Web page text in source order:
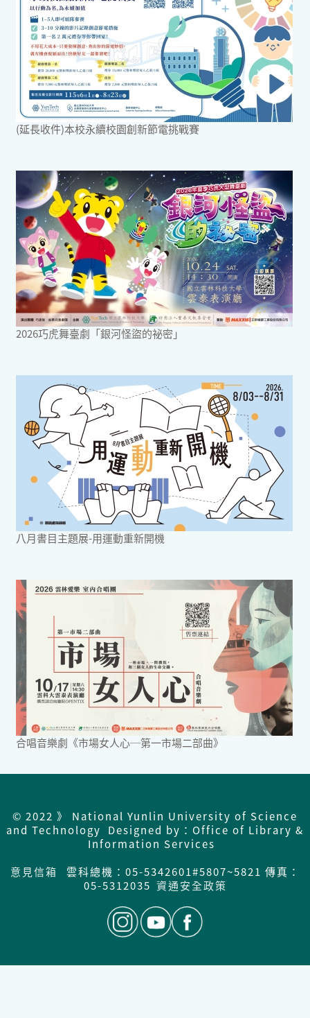
(延長收件)本校永續校園創新節電挑戰賽
2026巧虎舞臺劇「銀河怪盜的祕密」
八月書目主題展-用運動重新開機
合唱音樂劇《市場女人心─第一市場二部曲》
© 2022 》 National Yunlin University of Science
and Technology Designed by：Office of Library &
Information Services
意見信箱
雲科總機：05-5342601#5807~5821 傳真：
05-5312035 資通安全政策